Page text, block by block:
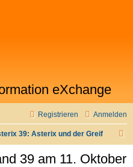
eXchange
Anmelden
Registrieren
39: Asterix und der Greif
39 am 11. Oktober